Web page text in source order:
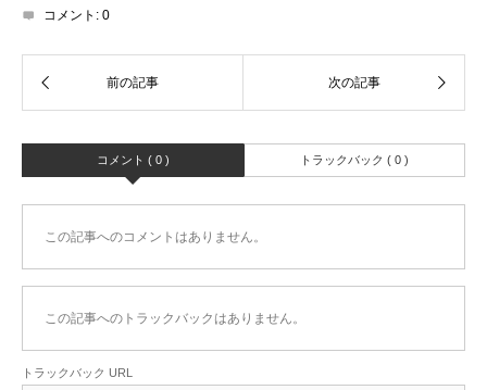
コメント: 0
コメント ( 0 ) トラックバック ( 0 )
この記事へのコメントはありません。
この記事へのトラックバックはありません。
トラックバック URL